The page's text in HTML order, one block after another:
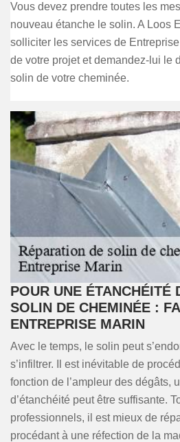
Vous devez prendre toutes les
nouveau étanche le solin. A Loos
solliciter les services de
de votre projet et demandez-lui le
solin de votre cheminée.
POUR UNE ÉTANCHÉITÉ
SOLIN DE CHEMINÉE :
ENTREPRISE MARIN
Avec le temps, le solin peut
s’infiltrer. Il est inévitable de
fonction de l’ampleur des dégâts,
d’étanchéité peut être suffisante.
professionnels, il est mieux de
procédant à une réfection de la